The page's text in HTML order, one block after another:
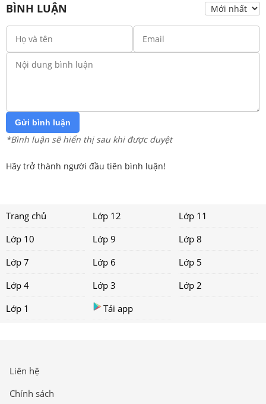
BÌNH LUẬN
Gửi bình luận
*Bình luận sẽ hiển thị sau khi được duyệt
Hãy trở thành người đầu tiên bình luận!
Trang chủ Lớp 12
Lớp 11
Lớp 10
Lớp 9
Lớp 8
Lớp 7
Lớp 6
Lớp 5
Lớp 4
Lớp 3
Lớp 2
Lớp 1
Tải app
Liên hệ
Chính sách